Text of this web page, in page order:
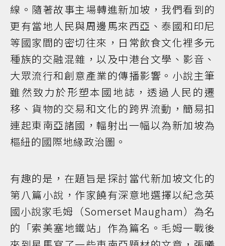
線。隨著故事主場轉進新加坡，我們看到的
更有當地人民與周邊馬來西亞、泰國和印尼
等國家間的密切往來，日常飲食文化裡多元
種族的交融混雜，以及中港台文學、影音、
大眾流行和創意產業的傳播影響。小說主筆
雖然致力於形塑本國地誌，透過人民的遷
移、貨物的交易和文化的跨界流動，簡易扣
連起東南亞諸國，輻射出一幅以為新加坡為
樞紐的國際地緣政治圖。
有趣的是，在題旨是探討當代新加坡文化的
第八篇小說，作家饒有深意地選擇以紀念英
國小說家毛姆（Somerset Maugham）為名
的「索美塞地鐵站」作為篇名。毛姆一戰後